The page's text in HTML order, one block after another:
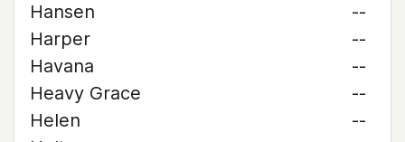
Hansen
--
Harper
--
Havana
--
Heavy Grace
--
Helen
--